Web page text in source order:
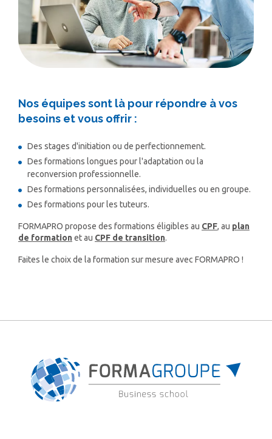
Nos équipes sont là pour répondre à vos
besoins et vous offrir :
Des stages d'initiation ou de perfectionnement.
Des formations longues pour l'adaptation ou la
reconversion professionnelle.
Des formations personnalisées, individuelles ou en groupe.
Des formations pour les tuteurs.
FORMAPRO propose des formations éligibles au CPF, au plan
de formation et au CPF de transition.
Faites le choix de la formation sur mesure avec FORMAPRO !